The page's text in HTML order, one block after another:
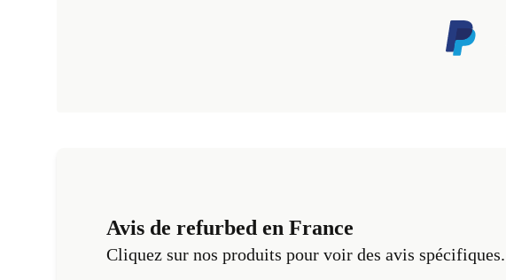
Avis de refurbed en France
Cliquez sur nos produits pour voir des avis spécifiques.